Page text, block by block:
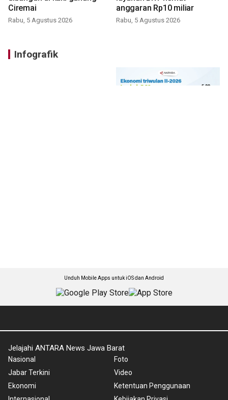
Ciremai
Rabu, 5 Agustus 2026
anggaran Rp10 miliar
Rabu, 5 Agustus 2026
Infografik
Unduh Mobile Apps untuk iOS dan Android
Jelajahi ANTARA News Jawa Barat
Nasional
Jabar Terkini
Ekonomi
Foto
Video
Ketentuan Penggunaan